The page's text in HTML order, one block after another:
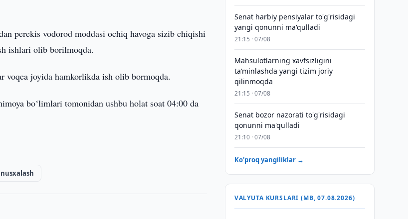
perekis vodorod moddasi ochiq havoga sizib chiqishi
ishlari olib borilmoqda.
voqea joyida hamkorlikda ish olib bormoqda.
bo‘limlari tomonidan ushbu holat soat 04:00 da
Senat harbiy pensiyalar to'g'risidagi
yangi qonunni ma'qulladi
21:15 · 07/08
Mahsulotlarning xavfsizligini
taʼminlashda yangi tizim joriy
qilinmoqda
21:15 · 07/08
Senat bozor nazorati to'g'risidagi
qonunni ma'qulladi
21:10 · 07/08
Ko'proq yangiliklar →
VALYUTA KURSLARI (MB, 07.08.2026)